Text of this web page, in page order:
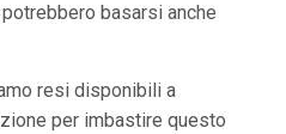
basarsi anche
resi disponibili a
per imbastire questo